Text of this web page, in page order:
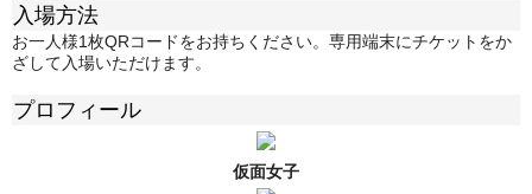
入場方法
お一人様1枚QRコードをお持ちください。専用端末にチケットをか
ざして入場いただけます。
プロフィール
仮面女子